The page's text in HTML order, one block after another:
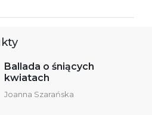
Ballada o śniących
kwiatach
Joanna Szarańska